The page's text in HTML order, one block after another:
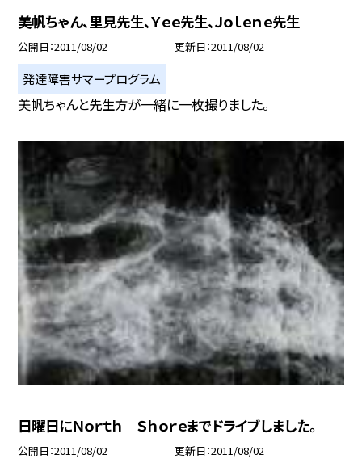
美帆ちゃん、里見先生、Ｙｅｅ先生、Ｊｏｌｅｎｅ先生
公開日 2011/08/02 更新日 2011/08/02
発達障害サマープログラム
美帆ちゃんと先生方が一緒に一枚撮りました。
日曜日にＮｏｒｔｈ Ｓｈｏｒｅまでドライブしました。
公開日 2011/08/02 更新日 2011/08/02